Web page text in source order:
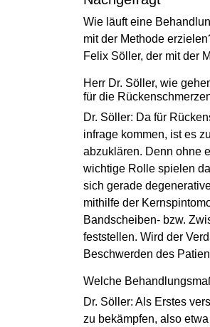
Wie läuft eine
mit der Methode
Felix Söller, der mit der
Herr Dr. Söller, wie
für die
Dr. Söller: Da für
infrage kommen, ist es
abzuklären. Denn ohne
wichtige Rolle spielen
sich gerade
mithilfe der
Bandscheiben- bzw.
feststellen. Wird der
Beschwerden des
Welche
Dr. Söller: Als Erstes
zu bekämpfen, also